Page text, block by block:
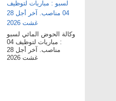
وكالة الحوض المائي لسبو
: مباريات لتوظيف 04
مناصب. آخر أجل 28
غشت 2026